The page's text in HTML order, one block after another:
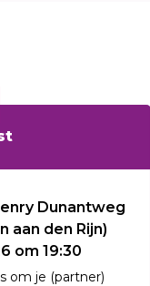
Dunantweg
aan den Rijn)
om 19:30
om je (partner)